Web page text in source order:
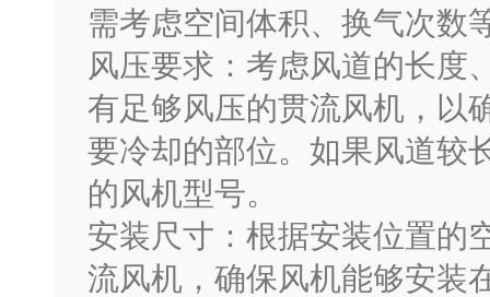
需考虑空间体积、换气次数
风压要求：考虑风道的长度
有足够风压的贯流风机，以
要冷却的部位。如果风道较
的风机型号。
安装尺寸：根据安装位置的
流风机，确保风机能够安装